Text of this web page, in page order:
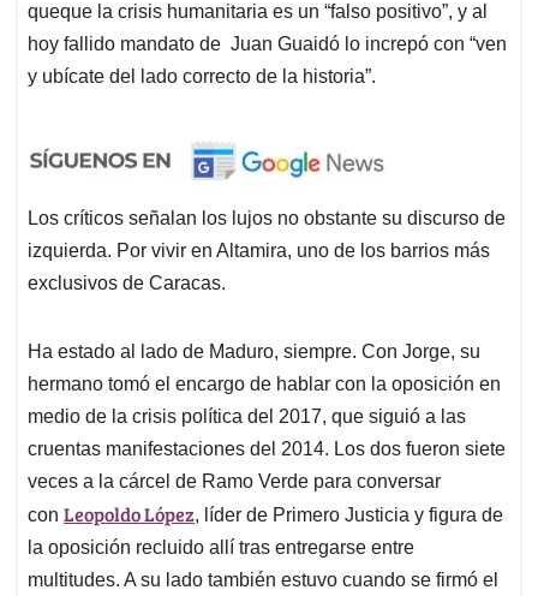
queque la crisis humanitaria es un “falso positivo”, y al
hoy fallido mandato de Juan Guaidó lo increpó con “ven
y ubícate del lado correcto de la historia”.
Los críticos señalan los lujos no obstante su discurso de
izquierda. Por vivir en Altamira, uno de los barrios más
exclusivos de Caracas.
Ha estado al lado de Maduro, siempre. Con Jorge, su
hermano tomó el encargo de hablar con la oposición en
medio de la crisis política del 2017, que siguió a las
cruentas manifestaciones del 2014. Los dos fueron siete
veces a la cárcel de Ramo Verde para conversar
con Leopoldo López, líder de Primero Justicia y figura de
la oposición recluido allí tras entregarse entre
multitudes. A su lado también estuvo cuando se firmó el